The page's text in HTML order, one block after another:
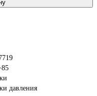
давления